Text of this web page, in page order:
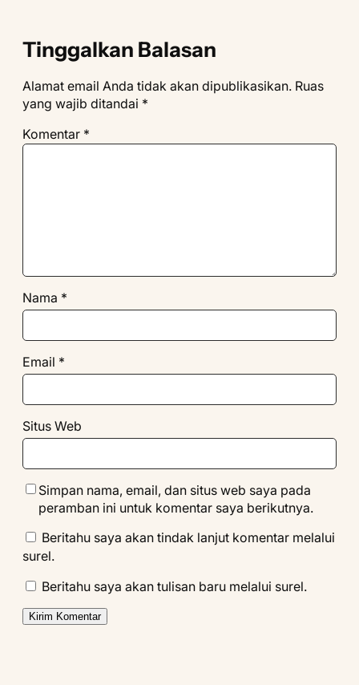
Tinggalkan Balasan
Alamat email Anda tidak akan dipublikasikan. Ruas
yang wajib ditandai *
Komentar *
Nama *
Email *
Situs Web
Simpan nama, email, dan situs web saya pada
peramban ini untuk komentar saya berikutnya.
Beritahu saya akan tindak lanjut komentar melalui
surel.
Beritahu saya akan tulisan baru melalui surel.